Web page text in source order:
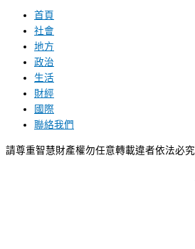
首頁
社會
地方
政治
生活
財經
國際
聯絡我們
請尊重智慧財產權勿任意轉載違者依法必究